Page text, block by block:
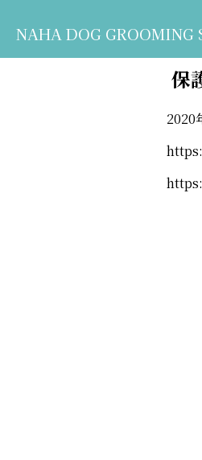
NAHA DOG GROOMING
保
2020